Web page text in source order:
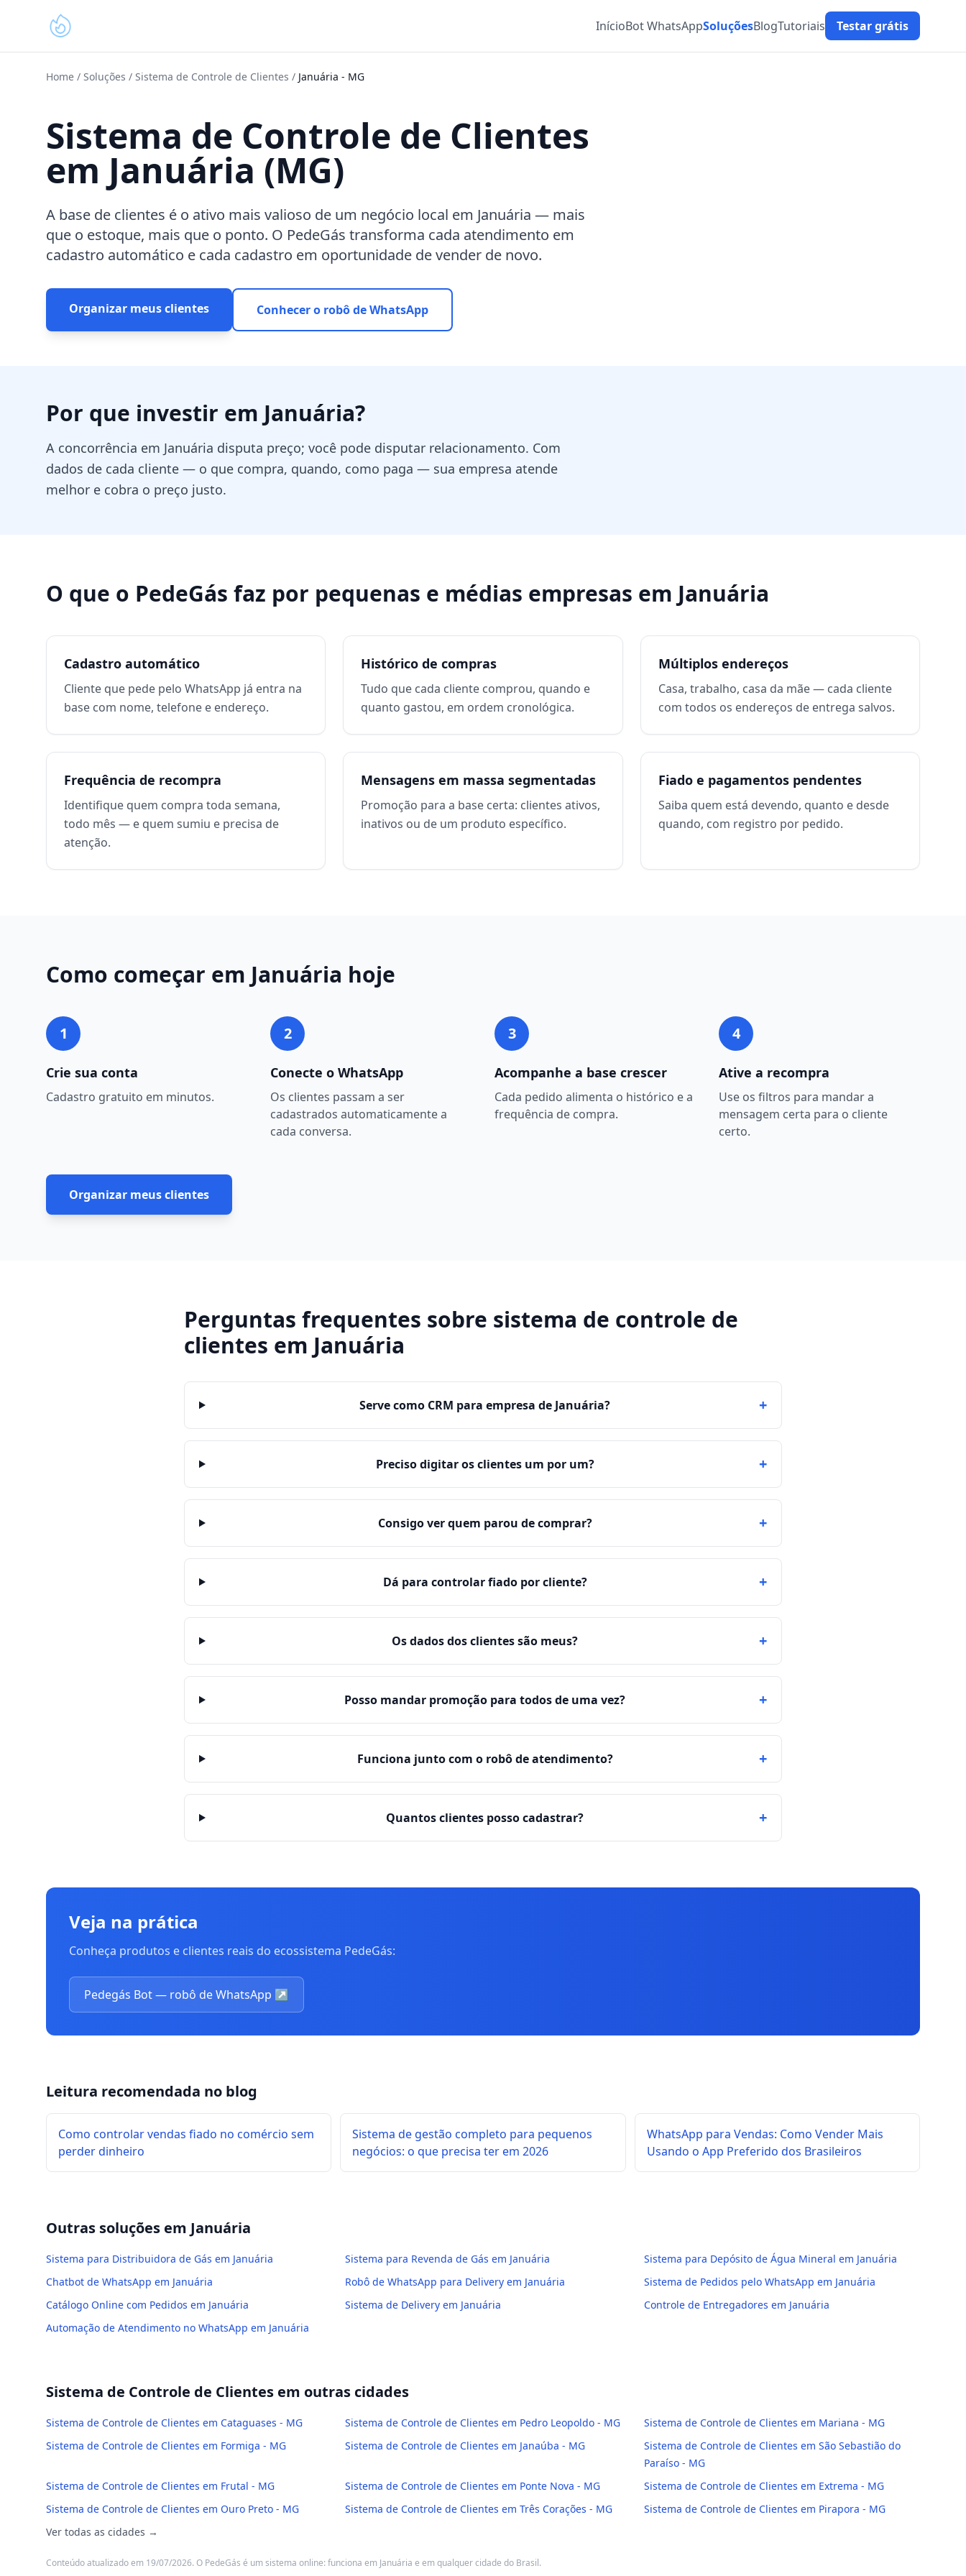
InícioBot WhatsAppSoluçõesBlogTutoriais Testar grátis
Home / Soluções / Sistema de Controle de Clientes / Januária - MG
Sistema de Controle de Clientes
em Januária (MG)
A base de clientes é o ativo mais valioso de um negócio local em Januária — mais
que o estoque, mais que o ponto. O PedeGás transforma cada atendimento em
cadastro automático e cada cadastro em oportunidade de vender de novo.
Organizar meus clientes Conhecer o robô de WhatsApp
Por que investir em Januária?
A concorrência em Januária disputa preço; você pode disputar relacionamento. Com
dados de cada cliente — o que compra, quando, como paga — sua empresa atende
melhor e cobra o preço justo.
O que o PedeGás faz por pequenas e médias empresas em Januária
Cadastro automático
Cliente que pede pelo WhatsApp já entra na
base com nome, telefone e endereço.
Histórico de compras
Tudo que cada cliente comprou, quando e
quanto gastou, em ordem cronológica.
Múltiplos endereços
Casa, trabalho, casa da mãe — cada cliente
com todos os endereços de entrega salvos.
Frequência de recompra
Identifique quem compra toda semana,
todo mês — e quem sumiu e precisa de
atenção.
Mensagens em massa segmentadas
Promoção para a base certa: clientes ativos,
inativos ou de um produto específico.
Fiado e pagamentos pendentes
Saiba quem está devendo, quanto e desde
quando, com registro por pedido.
Como começar em Januária hoje
1
Crie sua conta
Cadastro gratuito em minutos.
2
Conecte o WhatsApp
Os clientes passam a ser
cadastrados automaticamente a
cada conversa.
3
Acompanhe a base crescer
Cada pedido alimenta o histórico e a
frequência de compra.
4
Ative a recompra
Use os filtros para mandar a
mensagem certa para o cliente
certo.
Organizar meus clientes
Perguntas frequentes sobre sistema de controle de
clientes em Januária
Serve como CRM para empresa de Januária? +
Preciso digitar os clientes um por um? +
Consigo ver quem parou de comprar? +
Dá para controlar fiado por cliente? +
Os dados dos clientes são meus? +
Posso mandar promoção para todos de uma vez? +
Funciona junto com o robô de atendimento? +
Quantos clientes posso cadastrar? +
Veja na prática
Conheça produtos e clientes reais do ecossistema PedeGás:
Pedegás Bot — robô de WhatsApp ↗
Leitura recomendada no blog
Como controlar vendas fiado no comércio sem
perder dinheiro
Sistema de gestão completo para pequenos
negócios: o que precisa ter em 2026
WhatsApp para Vendas: Como Vender Mais
Usando o App Preferido dos Brasileiros
Outras soluções em Januária
Sistema para Distribuidora de Gás em Januária Sistema para Revenda de Gás em Januária
Sistema para Depósito de Água Mineral em Januária
Chatbot de WhatsApp em Januária
Robô de WhatsApp para Delivery em Januária
Sistema de Pedidos pelo WhatsApp em Januária
Catálogo Online com Pedidos em Januária
Sistema de Delivery em Januária
Controle de Entregadores em Januária
Automação de Atendimento no WhatsApp em Januária
Sistema de Controle de Clientes em outras cidades
Sistema de Controle de Clientes em Cataguases - MG Sistema de Controle de Clientes em Pedro Leopoldo - MG
Sistema de Controle de Clientes em Mariana - MG
Sistema de Controle de Clientes em Formiga - MG
Sistema de Controle de Clientes em Janaúba - MG
Sistema de Controle de Clientes em São Sebastião do
Paraíso - MG
Sistema de Controle de Clientes em Frutal - MG
Sistema de Controle de Clientes em Ponte Nova - MG
Sistema de Controle de Clientes em Extrema - MG
Sistema de Controle de Clientes em Ouro Preto - MG
Sistema de Controle de Clientes em Três Corações - MG
Sistema de Controle de Clientes em Pirapora - MG
Ver todas as cidades →
Conteúdo atualizado em 19/07/2026. O PedeGás é um sistema online: funciona em Januária e em qualquer cidade do Brasil.